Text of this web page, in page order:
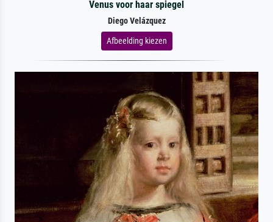
Venus voor haar spiegel
Diego Velázquez
Afbeelding kiezen